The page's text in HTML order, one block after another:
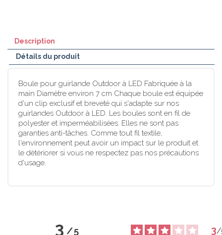
Description
Détails du produit
Boule pour guirlande Outdoor à LED Fabriquée à la
main Diamètre environ 7 cm Chaque boule est équipée
d'un clip exclusif et breveté qui s'adapte sur nos
guirlandes Outdoor à LED. Les boules sont en fil de
polyester et imperméabilisées. Elles ne sont pas
garanties anti-tâches. Comme tout fil textile,
l'environnement peut avoir un impact sur le produit et
le détériorer si vous ne respectez pas nos précautions
d'usage.
3/5 3/